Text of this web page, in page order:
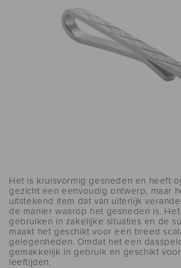
Het is kruisvormig gesneden en heeft
gezicht een eenvoudig ontwerp, maar
uitstekend item dat van uiterlijk
de manier waarop het gesneden is.
gebruiken in zakelijke situaties en de
maakt het geschikt voor een breed
gelegenheden. Omdat het een
gemakkelijk in gebruik en geschikt
leeftijden.